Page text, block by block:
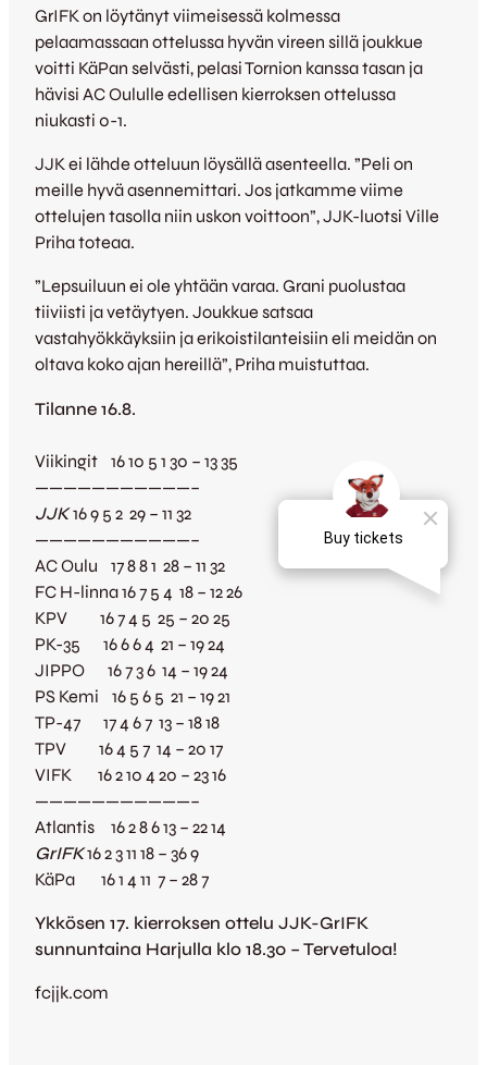
GrIFK on löytänyt viimeisessä kolmessa
pelaamassaan ottelussa hyvän vireen sillä joukkue
voitti KäPan selvästi, pelasi Tornion kanssa tasan ja
hävisi AC Oululle edellisen kierroksen ottelussa
niukasti 0-1.
JJK ei lähde otteluun löysällä asenteella. ”Peli on
meille hyvä asennemittari. Jos jatkamme viime
ottelujen tasolla niin uskon voittoon”, JJK-luotsi Ville
Priha toteaa.
”Lepsuiluun ei ole yhtään varaa. Grani puolustaa
tiiviisti ja vetäytyen. Joukkue satsaa
vastahyökkäyksiin ja erikoistilanteisiin eli meidän on
oltava koko ajan hereillä”, Priha muistuttaa.
Tilanne 16.8.
Viikingit 16 10 5 1 30 – 13 35
———————————–
JJK16 9 5 2 29 – 11 32
———————————–
AC Oulu 17 8 8 1 28 – 11 32
FC H-linna 16 7 5 4 18 – 12 26
KPV 16 7 4 5 25 – 20 25
PK-35 16 6 6 4 21 – 19 24
JIPPO 16 7 3 6 14 – 19 24
PS Kemi 16 5 6 5 21 – 19 21
TP-47 17 4 6 7 13 – 18 18
TPV 16 4 5 7 14 – 20 17
VIFK 16 2 10 4 20 – 23 16
———————————–
Atlantis 16 2 8 6 13 – 22 14
GrIFK16 2 3 11 18 – 36 9
KäPa 16 1 4 11 7 – 28 7
Ykkösen 17. kierroksen ottelu JJK-GrIFK
sunnuntaina Harjulla klo 18.30 – Tervetuloa!
fcjjk.com